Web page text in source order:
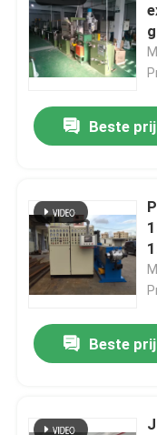
Beste
Beste